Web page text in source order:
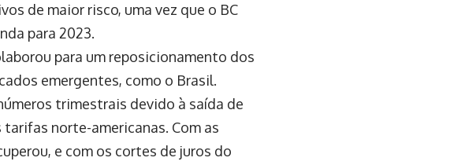
de maior risco, uma vez que o BC
para 2023.
para um reposicionamento dos
emergentes, como o Brasil.
trimestrais devido à saída de
norte-americanas. Com as
e com os cortes de juros do